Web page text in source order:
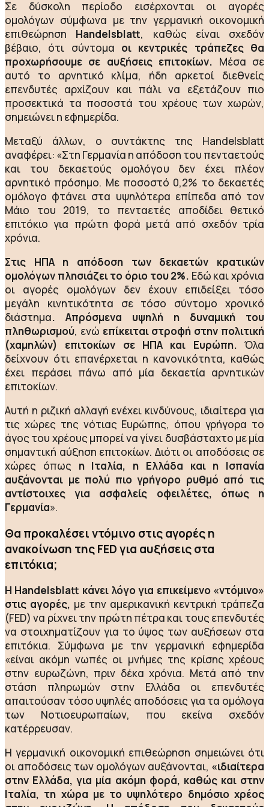
Σε δύσκολη περίοδο εισέρχονται οι αγορές
ομολόγων σύμφωνα με την γερμανική οικονομική
επιθεώρηση Handelsblatt, καθώς είναι σχεδόν
βέβαιο, ότι σύντομα οι κεντρικές τράπεζες θα
προχωρήσουμε σε αυξήσεις επιτοκίων. Μέσα σε
αυτό το αρνητικό κλίμα, ήδη αρκετοί διεθνείς
επενδυτές αρχίζουν και πάλι να εξετάζουν πιο
προσεκτικά τα ποσοστά του χρέους των χωρών,
σημειώνει η εφημερίδα.
Μεταξύ άλλων, ο συντάκτης της Handelsblatt
αναφέρει: «Στη Γερμανία η απόδοση του πενταετούς
και του δεκαετούς ομολόγου δεν έχει πλέον
αρνητικό πρόσημο. Με ποσοστό 0,2% το δεκαετές
ομόλογο φτάνει στα υψηλότερα επίπεδα από τον
Μάιο του 2019, το πενταετές αποδίδει θετικό
επιτόκιο για πρώτη φορά μετά από σχεδόν τρία
χρόνια.
Στις ΗΠΑ η απόδοση των δεκαετών κρατικών
ομολόγων πλησιάζει το όριο του 2%. Εδώ και χρόνια
οι αγορές ομολόγων δεν έχουν επιδείξει τόσο
μεγάλη κινητικότητα σε τόσο σύντομο χρονικό
διάστημα. Απρόσμενα υψηλή η δυναμική του
πληθωρισμού, ενώ επίκειται στροφή στην πολιτική
(χαμηλών) επιτοκίων σε ΗΠΑ και Ευρώπη. Όλα
δείχνουν ότι επανέρχεται η κανονικότητα, καθώς
έχει περάσει πάνω από μία δεκαετία αρνητικών
επιτοκίων.
Αυτή η ριζική αλλαγή ενέχει κινδύνους, ιδιαίτερα για
τις χώρες της νότιας Ευρώπης, όπου γρήγορα το
άγος του χρέους μπορεί να γίνει δυσβάσταχτο με μία
σημαντική αύξηση επιτοκίων. Διότι οι αποδόσεις σε
χώρες όπως η Ιταλία, η Ελλάδα και η Ισπανία
αυξάνονται με πολύ πιο γρήγορο ρυθμό από τις
αντίστοιχες για ασφαλείς οφειλέτες, όπως η
Γερμανία».
Θα προκαλέσει ντόμινο στις αγορές η
ανακοίνωση της FED για αυξήσεις στα
επιτόκια;
Η Handelsblatt κάνει λόγο για επικείμενο «ντόμινο»
στις αγορές, με την αμερικανική κεντρική τράπεζα
(FED) να ρίχνει την πρώτη πέτρα και τους επενδυτές
να στοιχηματίζουν για το ύψος των αυξήσεων στα
επιτόκια. Σύμφωνα με την γερμανική εφημερίδα
«είναι ακόμη νωπές οι μνήμες της κρίσης χρέους
στην ευρωζώνη, πριν δέκα χρόνια. Μετά από την
στάση πληρωμών στην Ελλάδα οι επενδυτές
απαιτούσαν τόσο υψηλές αποδόσεις για τα ομόλογα
των Νοτιοευρωπαίων, που εκείνα σχεδόν
κατέρρευσαν.
Η γερμανική οικονομική επιθεώρηση σημειώνει ότι
οι αποδόσεις των ομολόγων αυξάνονται, «ιδιαίτερα
στην Ελλάδα, για μία ακόμη φορά, καθώς και στην
Ιταλία, τη χώρα με το υψηλότερο δημόσιο χρέος